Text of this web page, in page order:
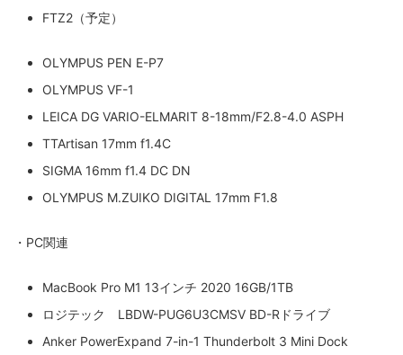
FTZ2（予定）
OLYMPUS PEN E-P7
OLYMPUS VF-1
LEICA DG VARIO-ELMARIT 8-18mm/F2.8-4.0 ASPH
TTArtisan 17mm f1.4C
SIGMA 16mm f1.4 DC DN
OLYMPUS M.ZUIKO DIGITAL 17mm F1.8
・PC関連
MacBook Pro M1 13インチ 2020 16GB/1TB
ロジテック LBDW-PUG6U3CMSV BD-Rドライブ
Anker PowerExpand 7-in-1 Thunderbolt 3 Mini Dock